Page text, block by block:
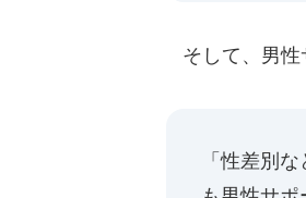
そして、男性
「性差別